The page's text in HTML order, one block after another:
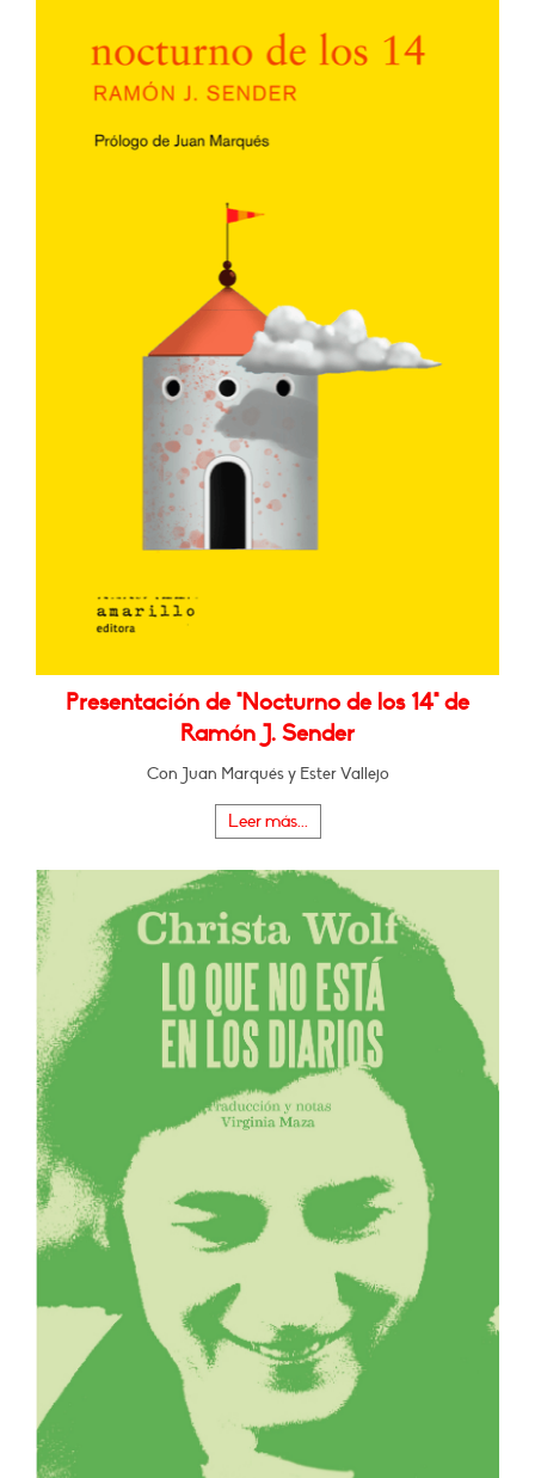
Presentación de "Nocturno de los 14" de
Ramón J. Sender
Con Juan Marqués y Ester Vallejo
Leer más...